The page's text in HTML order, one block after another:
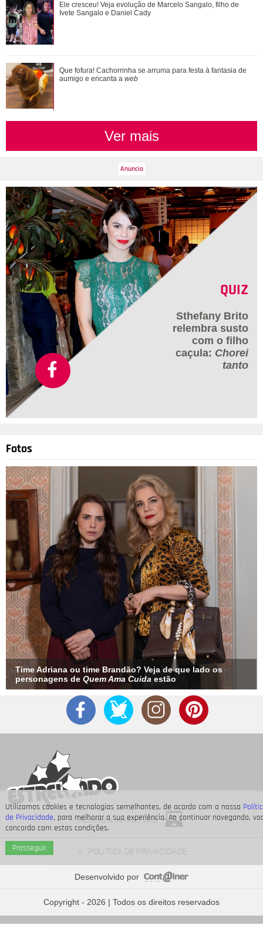
Utilizamos cookies e tecnologias semelhantes, de acordo com a nossa
de Privacidade, para melhorar a sua experiência. Ao continuar navegando,
concorda com estas condições.
Prosseguir
Durante uma conversa com Filiz sobre o ex-marido de
Irmak, Kivanç acaba revelando que Irmak ...
Ele cresceu! Veja evolução de Marcelo Sangalo, filho de
Ivete Sangalo e Daniel Cady
Que fofura! Cachorrinha se arruma para festa à fantasia de
aumigo e encanta a web
Ver mais
QUIZ
Sthefany Brito
relembra susto
com o filho
caçula: Chorei
tanto
Fotos
Time Adriana ou time Brandão? Veja de que lado os
personagens de Quem Ama Cuida estão
saiba quem são seus afilhados
Acesse a versão web
POLÍTICA DE PRIVACIDADE
Desenvolvido por
Copyright - 2026 | Todos os direitos reservados